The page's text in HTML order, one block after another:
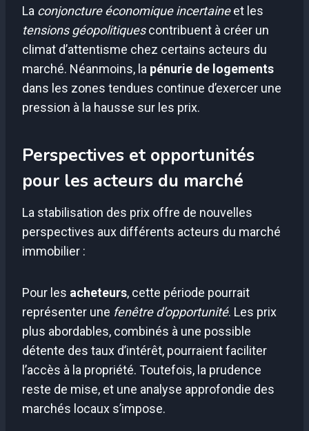
La conjoncture économique incertaineet les
tensions géopolitiquescontribuent à créer un
climat d’attentisme chez certains acteurs du
marché. Néanmoins, la pénurie de logements
dans les zones tendues continue d’exercer une
pression à la hausse sur les prix.
Perspectives et opportunités
pour les acteurs du marché
La stabilisation des prix offre de nouvelles
perspectives aux différents acteurs du marché
immobilier :
Pour les acheteurs, cette période pourrait
représenter une fenêtre d’opportunité. Les prix
plus abordables, combinés à une possible
détente des taux d’intérêt, pourraient faciliter
l’accès à la propriété. Toutefois, la prudence
reste de mise, et une analyse approfondie des
marchés locaux s’impose.